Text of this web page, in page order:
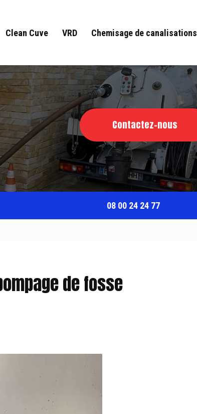
Clean Cuve VRD Chemisage de canalisations
Contactez-nous
08 00 24 24 77
de fosse